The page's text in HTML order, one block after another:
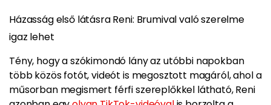
Házasság első látásra Reni: Brumival való szerelme
igaz lehet
Tény, hogy a szókimondó lány az utóbbi napokban
több közös fotót, videót is megosztott magáról, ahol a
műsorban megismert férfi szereplőkkel látható, Reni